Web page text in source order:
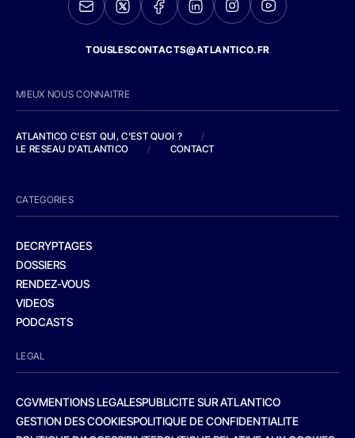
TOUSLESCONTACTS@ATLANTICO.FR
MIEUX NOUS CONNAITRE
ATLANTICO C'EST QUI, C'EST QUOI ?
/
LE RESEAU D'ATLANTICO
/ CONTACT
CATEGORIES
DECRYPTAGES
DOSSIERS
RENDEZ-VOUS
VIDEOS
PODCASTS
LEGAL
CGVMENTIONS LEGALESPUBLICITE SUR ATLANTICO
GESTION DES COOKIESPOLITIQUE DE CONFIDENTIALITE